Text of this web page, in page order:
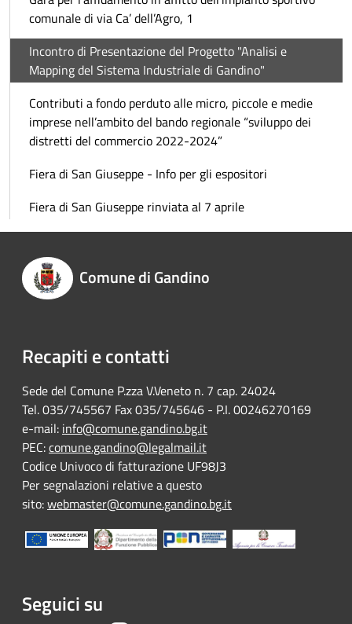
comunale di via Ca’ dell’Agro, 1
Incontro di Presentazione del Progetto "Analisi e
Mapping del Sistema Industriale di Gandino"
Contributi a fondo perduto alle micro, piccole e medie
imprese nell’ambito del bando regionale “sviluppo dei
distretti del commercio 2022-2024”
Fiera di San Giuseppe - Info per gli espositori
Fiera di San Giuseppe rinviata al 7 aprile
Comune di Gandino
Recapiti e contatti
Sede del Comune P.zza V.Veneto n. 7 cap. 24024
Tel. 035/745567 Fax 035/745646 - P.I. 00246270169
e-mail: info@comune.gandino.bg.it
PEC:comune.gandino@legalmail.it
Codice Univoco di fatturazione UF98J3
Per segnalazioni relative a questo
sito:webmaster@comune.gandino.bg.it
Seguici su